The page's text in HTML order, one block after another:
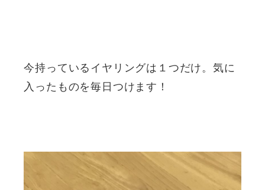
今持っているイヤリングは１つだけ。気に
入ったものを毎日つけます！